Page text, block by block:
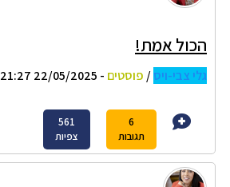
הכול אמת!
גלי צבי-ויס/ פוסטים - 22/05/2025 21:27
6
תגובות
561
צפיות